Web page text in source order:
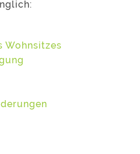
Wohnsitzes